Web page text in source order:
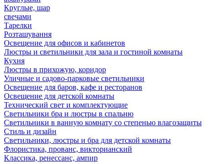
Круглые, шар
свечами
Тарелки
Розташування
Освещение для офисов и кабинетов
Люстры и светильники для зала и гостиной комнаты
Кухня
Люстры в прихожую, коридор
Уличные и садово-парковые светильники
Освещение для баров, кафе и ресторанов
Освещение для детской комнаты
Технический свет и комплектующие
Светильники бра и люстры в спальню
Светильники в ванную комнату со степенью влагозащиты
Стиль и дизайн
Светильники, люстры и бра для детской комнаты
Флористика, прованс, викторианский
Классика, ренессанс, ампир